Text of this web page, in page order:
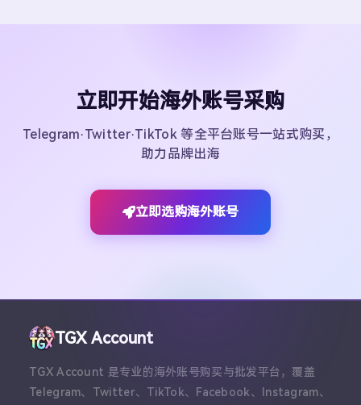
立即开始海外账号采购
Telegram·Twitter·TikTok 等全平台账号一站式购买，
助力品牌出海
立即选购海外账号
TGX Account
TGX Account 是专业的海外账号购买与批发平台，覆盖
Telegram、Twitter、TikTok、Facebook、Instagram、